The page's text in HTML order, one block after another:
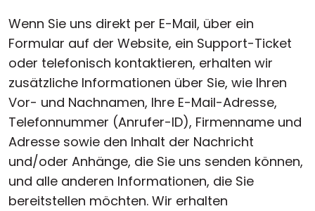
Wenn Sie uns direkt per E-Mail, über ein
Formular auf der Website, ein Support-Ticket
oder telefonisch kontaktieren, erhalten wir
zusätzliche Informationen über Sie, wie Ihren
Vor- und Nachnamen, Ihre E-Mail-Adresse,
Telefonnummer (Anrufer-ID), Firmenname und
Adresse sowie den Inhalt der Nachricht
und/oder Anhänge, die Sie uns senden können,
und alle anderen Informationen, die Sie
bereitstellen möchten. Wir erhalten